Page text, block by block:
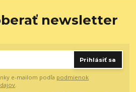
newsletter
Prihlásiť sa
e-mailom podľa podmienok